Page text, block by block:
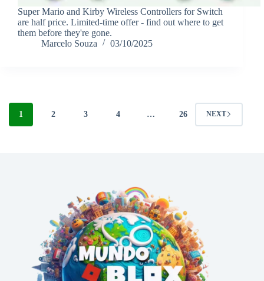
Super Mario and Kirby Wireless Controllers for Switch
are half price. Limited-time offer - find out where to get
them before they're gone.
Marcelo Souza
03/10/2025
1 2 3 4 … 26 NEXT